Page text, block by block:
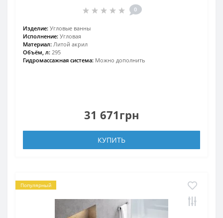
0
Изделие: Угловые ванны
Исполнение: Угловая
Материал: Литой акрил
Объём, л: 295
Гидромассажная система: Можно дополнить
31 671грн
КУПИТЬ
Популярный